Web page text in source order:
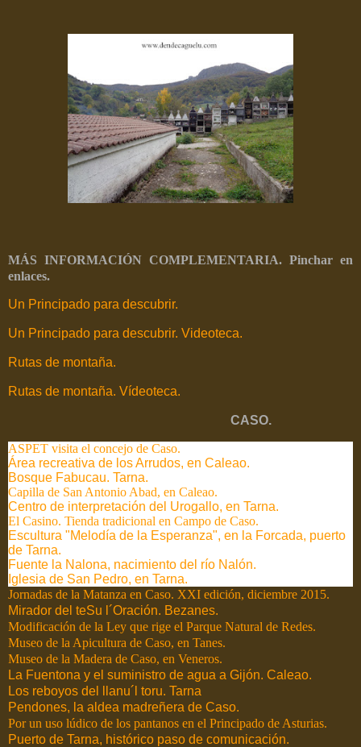
MÁS INFORMACIÓN COMPLEMENTARIA. Pinchar en
enlaces.
Un Principado para descubrir.
Un Principado para descubrir. Videoteca.
Rutas de montaña.
Rutas de montaña. Vídeoteca.
CASO.
ASPET visita el concejo de Caso.
Área recreativa de los Arrudos, en Caleao.
Bosque Fabucau. Tarna.
Capilla de San Antonio Abad, en Caleao.
Centro de interpretación del Urogallo, en Tarna.
El Casino. Tienda tradicional en Campo de Caso.
Escultura "Melodía de la Esperanza", en la Forcada, puerto
de Tarna.
Fuente la Nalona, nacimiento del río Nalón.
Iglesia de San Pedro, en Tarna.
Jornadas de la Matanza en Caso. XXI edición, diciembre 2015.
Mirador del teSu l´Oración. Bezanes.
Modificación de la Ley que rige el Parque Natural de Redes.
Museo de la Apicultura de Caso, en Tanes.
Museo de la Madera de Caso, en Veneros.
La Fuentona y el suministro de agua a Gijón. Caleao.
Los reboyos del llanu´l toru. Tarna
Pendones, la aldea madreñera de Caso.
Por un uso lúdico de los pantanos en el Principado de Asturias.
Puerto de Tarna, histórico paso de comunicación.